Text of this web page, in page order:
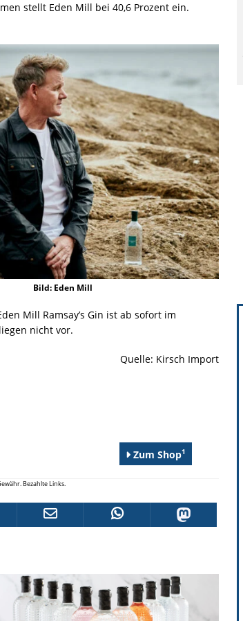
stellt Eden Mill bei 40,6 Prozent ein.
Bild: Eden Mill
Mill Ramsay’s Gin ist ab sofort im
nicht vor.
Quelle: Kirsch Import
Zum Shop1
Bezahlte Links.